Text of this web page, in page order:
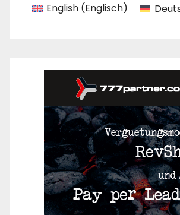
English (Englisch)